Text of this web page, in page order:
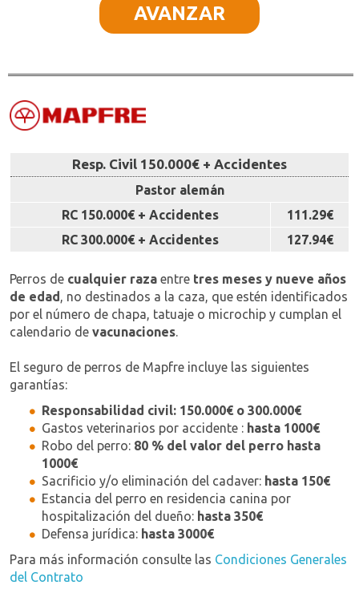
AVANZAR
Resp. Civil 150.000€ + Accidentes
Pastor alemán
RC 150.000€ + Accidentes
111.29€
RC 300.000€ + Accidentes
127.94€
Perros de cualquier raza entre tres meses y nueve años
de edad, no destinados a la caza, que estén identificados
por el número de chapa, tatuaje o microchip y cumplan el
calendario de vacunaciones.
El seguro de perros de Mapfre incluye las siguientes
garantías:
Responsabilidad civil: 150.000€ o 300.000€
Gastos veterinarios por accidente : hasta 1000€
Robo del perro: 80 % del valor del perro hasta
1000€
Sacrificio y/o eliminación del cadaver: hasta 150€
Estancia del perro en residencia canina por
hospitalización del dueño: hasta 350€
Defensa jurídica: hasta 3000€
Para más información consulte las Condiciones Generales
del Contrato